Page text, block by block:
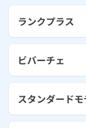
ランクプラス
ビバーチェ
スタンダード